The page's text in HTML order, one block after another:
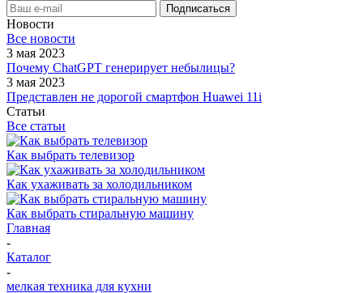
Новости
Все новости
3 мая 2023
Почему ChatGPT генерирует небылицы?
3 мая 2023
Представлен не дорогой смартфон Huawei 11i
Статьи
Все статьи
Как выбрать телевизор
Как ухаживать за холодильником
Как выбрать стиральную машину
Главная
-
Каталог
-
мелкая техника для кухни